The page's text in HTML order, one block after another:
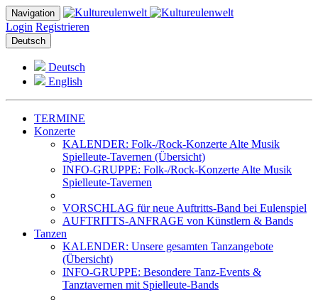
Navigation
Login Registrieren
Deutsch
Deutsch
English
TERMINE
Konzerte
KALENDER: Folk-/Rock-Konzerte Alte Musik
Spielleute-Tavernen (Übersicht)
INFO-GRUPPE: Folk-/Rock-Konzerte Alte Musik
Spielleute-Tavernen
VORSCHLAG für neue Auftritts-Band bei Eulenspiel
AUFTRITTS-ANFRAGE von Künstlern & Bands
Tanzen
KALENDER: Unsere gesamten Tanzangebote
(Übersicht)
INFO-GRUPPE: Besondere Tanz-Events &
Tanztavernen mit Spielleute-Bands